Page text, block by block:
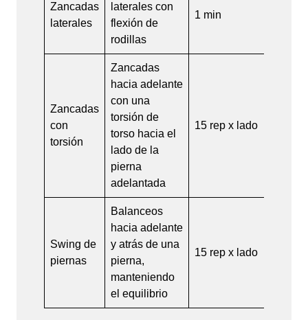
Zancadas
laterales
laterales con
flexión de
rodillas
1 min
Zancadas
con
torsión
Zancadas
hacia adelante
con una
torsión de
torso hacia el
lado de la
pierna
adelantada
15 rep x lado
Swing de
piernas
Balanceos
hacia adelante
y atrás de una
pierna,
manteniendo
el equilibrio
15 rep x lado